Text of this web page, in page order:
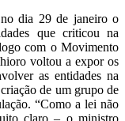
dia 29 de janeiro o
que criticou na
com o Movimento
voltou a expor os
as entidades na
de um grupo de
“Como a lei não